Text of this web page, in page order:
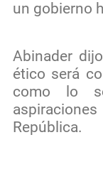
un gobierno
Abinader
ético será
como lo
República.